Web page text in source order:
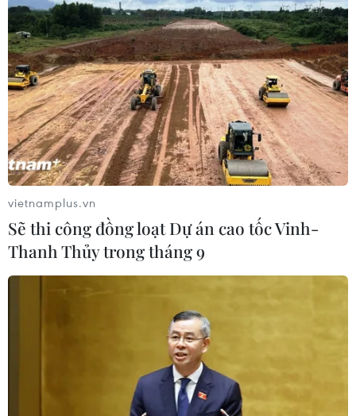
vietnamplus.vn
Sẽ thi công đồng loạt Dự án cao tốc Vinh-
Thanh Thủy trong tháng 9